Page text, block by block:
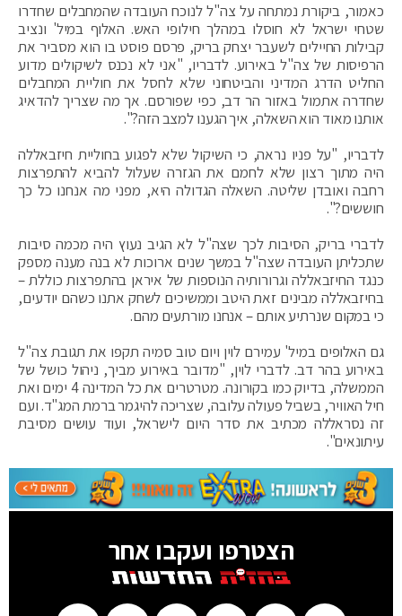
כאמור, ביקורת נמתחה על צה"ל לנוכח העובדה שהמחבלים שחדרו
שטחי ישראל לא חוסלו במהלך חילופי האש. האלוף במיל' ונציב
קבילות החיילים לשעבר יצחק בריק, פרסם פוסט בו הוא מסביר את
הרפיסות של צה"ל באירוע. לדבריו, "אני לא נכנס לשיקולים מדוע
החליט הדרג המדיני והביטחוני שלא לחסל את חוליית המחבלים
שחדרה אתמול באזור הר דב, כפי שפורסם. אך מה שצריך להדאיג
אותנו מאוד הוא השאלה, איך הגענו למצב הזה?".
לדבריו, "על פניו נראה, כי השיקול שלא לפגוע בחוליית חיזבאללה
היה מתוך רצון שלא לחמם את הגזרה שעלול להביא להתפרצות
רחבה ואובדן שליטה. השאלה הגדולה היא, מפני מה אנחנו כל כך
חוששים?".
לדברי בריק, הסיבות לכך שצה"ל לא הגיב נעוץ היה מכמה סיבות
שתכליתן העובדה שצה"ל במשך שנים ארוכות לא בנה מענה מספק
כנגד החיזבאללה וגרורותיה הנוספות של איראן בהתפרצות כוללת –
בחיזבאללה מבינים זאת היטב וממשיכים לשחק אתנו כשהם יודעים,
כי במקום שנרתיע אותם – אנחנו מורתעים מהם.
גם האלופים במיל' עמירם לוין ויום טוב סמיה תקפו את תגובת צה"ל
באירוע בהר דב. לדברי לוין, "מדובר באירוע מביך, ניהול כושל של
הממשלה, בדיוק כמו בקורונה. מטרטרים את כל המדינה 4 ימים ואת
חיל האוויר, בשביל פעולה עלובה, שצריכה להיגמר ברמת המג"ד. ועם
זה נסראללה מכתיב את סדר היום לישראל, ועוד עושים מסיבת
עיתונאים".
הצטרפו ועקבו אחר